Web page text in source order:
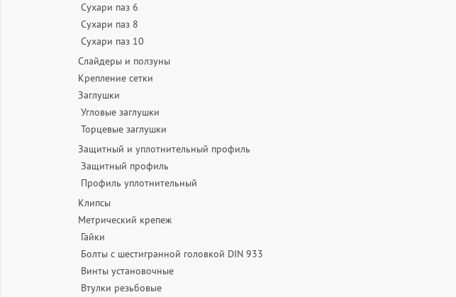
Сухари паз 6
Сухари паз 8
Сухари паз 10
Слайдеры и ползуны
Крепление сетки
Заглушки
Угловые заглушки
Торцевые заглушки
Защитный и уплотнительный профиль
Защитный профиль
Профиль уплотнительный
Клипсы
Метрический крепеж
Гайки
Болты с шестигранной головкой DIN 933
Винты установочные
Втулки резьбовые